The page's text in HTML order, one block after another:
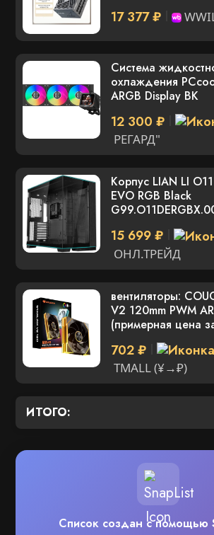
17 377 ₽
Система
охлаждения
ARGB Display BK
12 300 ₽
РЕГАРД"
Корпус LIAN LI
EVO RGB Black
15 699 ₽
ОНЛ.ТРЕЙД
вентиляторы:
V2 120mm PWM
(примерная цена
702 ₽
TMALL (¥→₽)
ИТОГО:
Список создан с помощью